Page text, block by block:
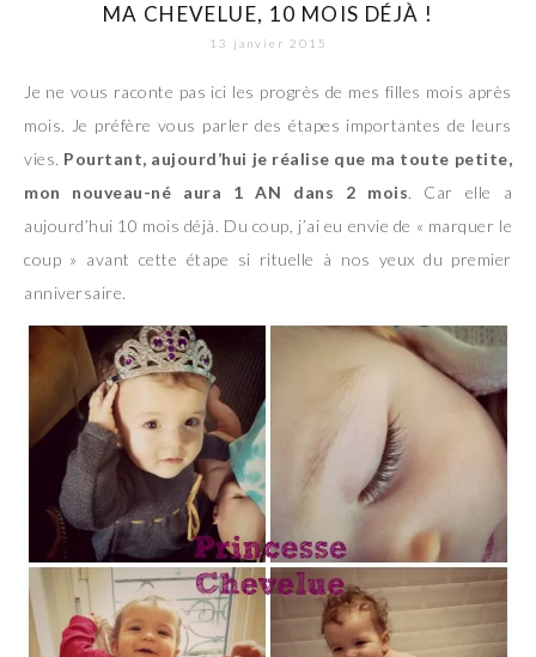
MA CHEVELUE, 10 MOIS DÉJÀ !
13 janvier 2015
Je ne vous raconte pas ici les progrès de mes filles mois après
mois. Je préfère vous parler des étapes importantes de leurs
vies. Pourtant, aujourd’hui je réalise que ma toute petite,
mon nouveau-né aura 1 AN dans 2 mois. Car elle a
aujourd’hui 10 mois déjà. Du coup, j’ai eu envie de « marquer le
coup » avant cette étape si rituelle à nos yeux du premier
anniversaire.